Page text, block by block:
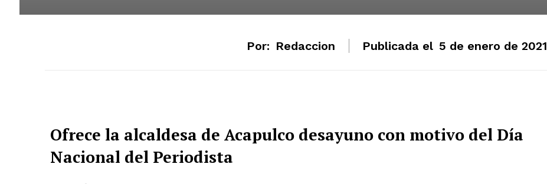
Por: Redaccion Publicada el 5 de enero de 2021
Ofrece la alcaldesa de Acapulco desayuno con motivo del Día
Nacional del Periodista